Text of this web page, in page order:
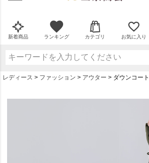
新着商品 ランキング カテゴリ お気に入り
レディース ファッション アウター ダウンコート